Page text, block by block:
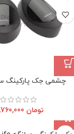
چشمی جک پارکینگ
تومان